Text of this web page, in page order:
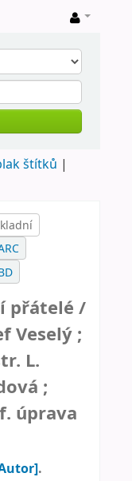
štítků
přátelé /
Veselý ;
L.
;
úprava
.